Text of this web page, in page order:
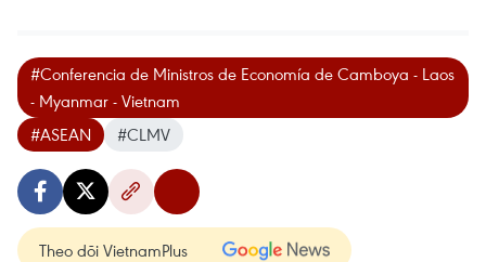
#Conferencia de Ministros de Economía de Camboya - Laos
- Myanmar - Vietnam
#ASEAN
#CLMV
Theo dõi VietnamPlus